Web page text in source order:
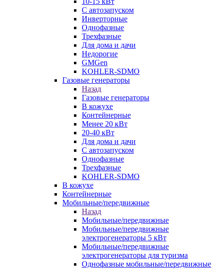
С автозапуском
Инверторные
Однофазные
Трехфазные
Для дома и дачи
Недорогие
GMGen
KOHLER-SDMO
Газовые генераторы
Назад
Газовые генераторы
В кожухе
Контейнерные
Менее 20 кВт
20-40 кВт
Для дома и дачи
С автозапуском
Однофазные
Трехфазные
KOHLER-SDMO
В кожухе
Контейнерные
Мобильные/передвижные
Назад
Мобильные/передвижные
Мобильные/передвижные
электрогенераторы 5 кВт
Мобильные/передвижные
электрогенераторы для туризма
Однофазные мобильные/передвижные